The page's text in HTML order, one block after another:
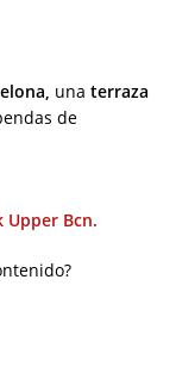
una terraza
de
Upper Bcn.